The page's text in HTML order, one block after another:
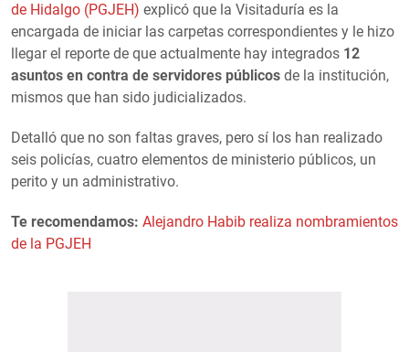
de Hidalgo (PGJEH) explicó que la Visitaduría es la
encargada de iniciar las carpetas correspondientes y le hizo
llegar el reporte de que actualmente hay integrados 12
asuntos en contra de servidores públicos de la institución,
mismos que han sido judicializados.
Detalló que no son faltas graves, pero sí los han realizado
seis policías, cuatro elementos de ministerio públicos, un
perito y un administrativo.
Te recomendamos: Alejandro Habib realiza nombramientos
de la PGJEH